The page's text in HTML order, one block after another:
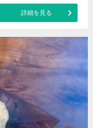
詳細を見る